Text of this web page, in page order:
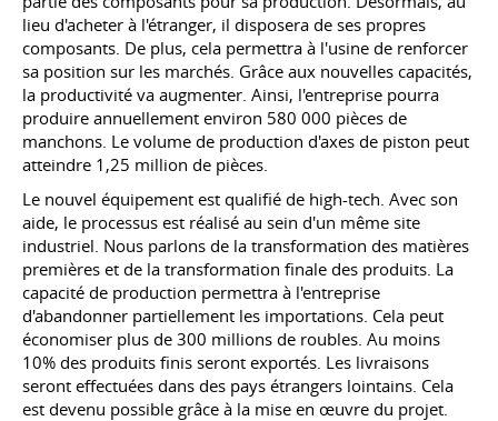
lieu d'acheter à l'étranger, il disposera de ses propres
composants. De plus, cela permettra à l'usine de renforcer
sa position sur les marchés. Grâce aux nouvelles capacités,
la productivité va augmenter. Ainsi, l'entreprise pourra
produire annuellement environ 580 000 pièces de
manchons. Le volume de production d'axes de piston peut
atteindre 1,25 million de pièces.
Le nouvel équipement est qualifié de high-tech. Avec son
aide, le processus est réalisé au sein d'un même site
industriel. Nous parlons de la transformation des matières
premières et de la transformation finale des produits. La
capacité de production permettra à l'entreprise
d'abandonner partiellement les importations. Cela peut
économiser plus de 300 millions de roubles. Au moins
10% des produits finis seront exportés. Les livraisons
seront effectuées dans des pays étrangers lointains. Cela
est devenu possible grâce à la mise en œuvre du projet.